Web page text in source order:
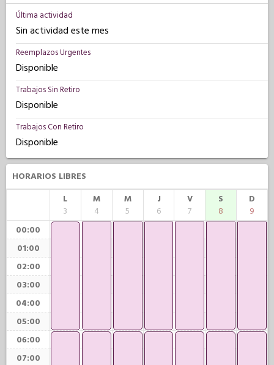
Última actividad
Sin actividad este mes
Reemplazos Urgentes
Disponible
Trabajos Sin Retiro
Disponible
Trabajos Con Retiro
Disponible
HORARIOS LIBRES
L
3
M
4
M
5
J
6
V
7
S
8
D
9
00:00
01:00
02:00
03:00
04:00
05:00
06:00
07:00